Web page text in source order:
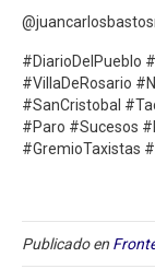
#DiarioDelPueblo
#VillaDeRosario
#SanCristobal
#Paro #Sucesos
#GremioTaxistas
Publicado en